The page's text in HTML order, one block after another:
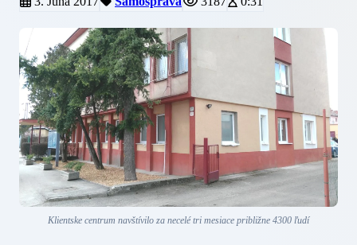
Klientske centrum navštívilo za necelé tri mesiace približne 4300 ľudí